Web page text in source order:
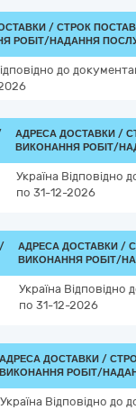
/ СТРОК
РОБІТ/НАДАННЯ
до
АДРЕСА ДОСТАВКИ /
ВИКОНАННЯ РОБІТ/
Україна Відповідно
по 31-12-2026
АДРЕСА ДОСТАВКИ /
ВИКОНАННЯ РОБІТ/
Україна Відповідно
по 31-12-2026
АДРЕСА ДОСТАВКИ /
ВИКОНАННЯ РОБІТ/
Україна Відповідно до